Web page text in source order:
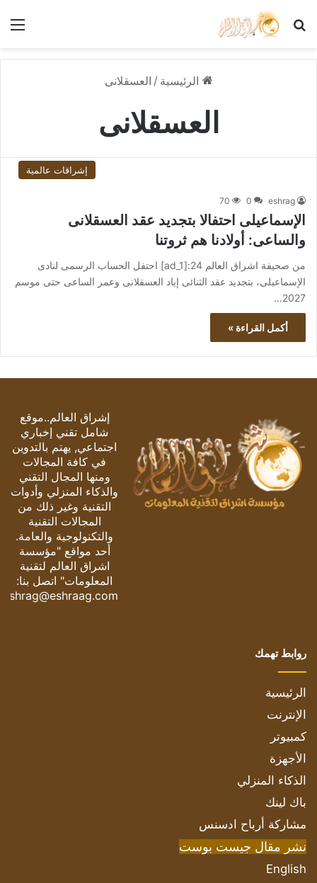
بحث عن
الرئيسية / العسقلانى
العسقلانى
إشراقات عالمية
eshrag
0
70
الإسماعيلى احتفالا بتجديد عقد العسقلانى
والساعى: أولادنا هم ثروتنا
من صحيفة اشراق العالم 24:[ad_1] احتفل الحساب الرسمى لنادى
الإسماعيلى، بتجديد عقد الثنائى إياد العسقلانى وعمر الساعى حتى موسم
2027…
أكمل القراءة »
إشراق العالم..موقع
شامل تقني إخباري
اجتماعي, يهتم بالتدوين
في كافة المجالات
ومنها المجال التقني
والذكاء المنزلي وأدوات
التقنية وغير ذلك من
المجالات التقنية
والتكنولوجية والعامة.
أحد مواقع "مؤسسة
اشراق العالم لتقنية
المعلومات" اتصل بنا:
eshrag@eshraag.com
روابط تهمك
الرئيسية
الإنترنت
كمبيوتر
الأجهزة
الذكاء المنزلي
باك لينك
مشاركة أرباح ادسنس
نشر مقال جيست بوست
English